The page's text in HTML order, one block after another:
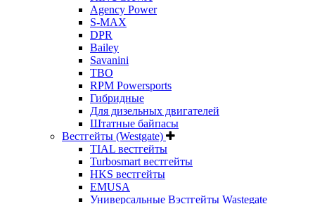
Agency Power
S-MAX
DPR
Bailey
Savanini
TBO
RPM Powersports
Гибридные
Для дизельных двигателей
Штатные байпасы
Вестгейты (Westgate)
TIAL вестгейты
Turbosmart вестгейты
HKS вестгейты
EMUSA
Универсальные Вэстгейты Wastegate